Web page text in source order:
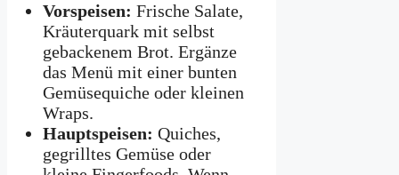
Vorspeisen: Frische Salate,
Kräuterquark mit selbst
gebackenem Brot. Ergänze
das Menü mit einer bunten
Gemüsequiche oder kleinen
Wraps.
Hauptspeisen: Quiches,
gegrilltes Gemüse oder